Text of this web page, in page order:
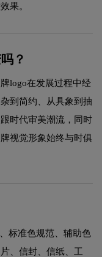
果。
？
logo在发展过程中经
到简约、从具象到抽
时代审美潮流，同时
视觉形象始终与时俱
标准色规范、辅助色
、信封、信纸、工